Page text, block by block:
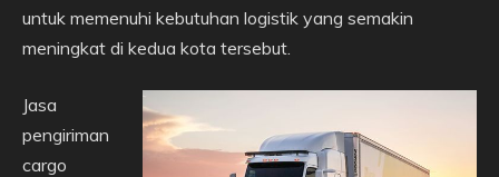
untuk memenuhi kebutuhan logistik yang semakin
meningkat di kedua kota tersebut.
Jasa
pengiriman
cargo